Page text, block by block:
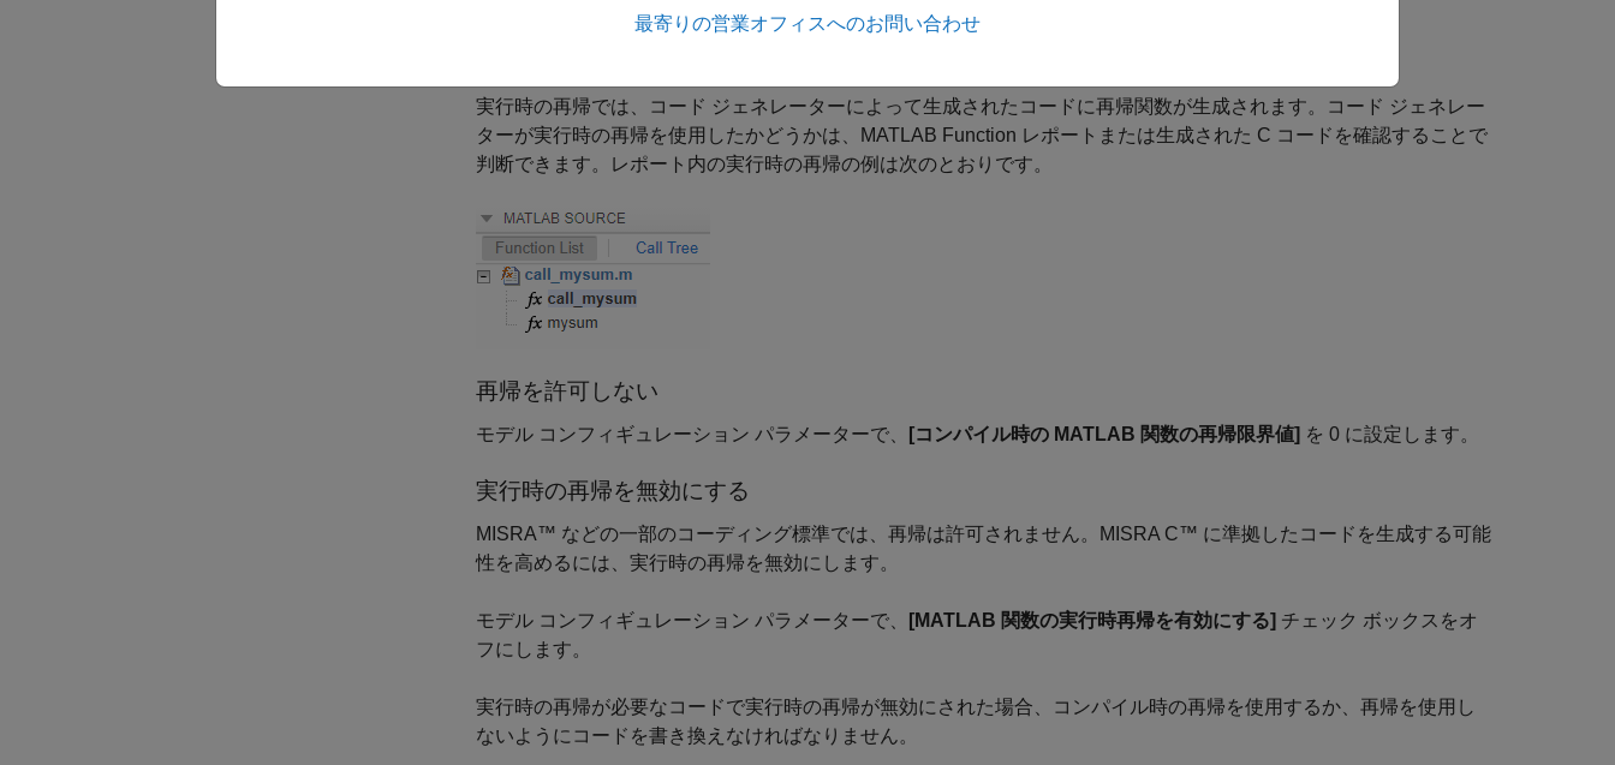
実行時の再帰では、コード ジェネレーターによって生成されたコードに再帰関数が生成されます。
コード ジェネレー
ターが実行時の再帰を使用したかどうかは、MATLAB Function レポートまたは生成された C コードを確認することで
判断できます。
レポート内の実行時の再帰の例は次のとおりです。
再帰を許可しない
モデル コンフィギュレーション パラメーターで、 [コンパイル時の MATLAB 関数の再帰限界値] を 0 に設定します。
実行時の再帰を無効にする
MISRA™ などの一部のコーディング標準では、再帰は許可されません。MISRA C™ に準拠したコードを生成する可能
性を高めるには、実行時の再帰を無効にします。
モデル コンフィギュレーション パラメーターで、 [MATLAB 関数の実行時再帰を有効にする] チェック ボックスをオ
フにします。
実行時の再帰が必要なコードで実行時の再帰が無効にされた場合、コンパイル時の再帰を使用するか、再帰を使用し
ないようにコードを書き換えなければなりません。
最寄りの営業オフィスへのお問い合わせ